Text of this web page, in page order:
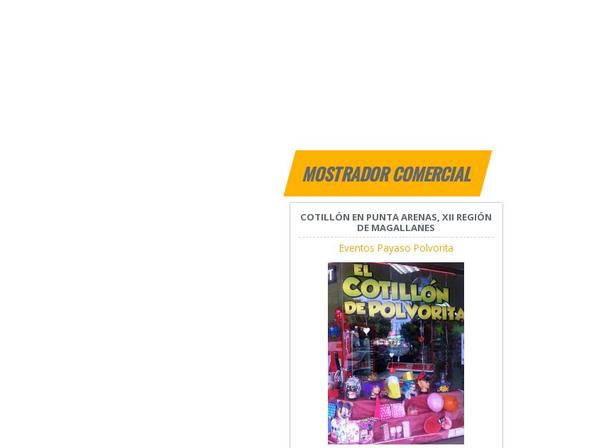
MOSTRADOR COMERCIAL
COTILLÓN EN PUNTA ARENAS, XII REGIÓN
DE MAGALLANES
Eventos Payaso Polvorita